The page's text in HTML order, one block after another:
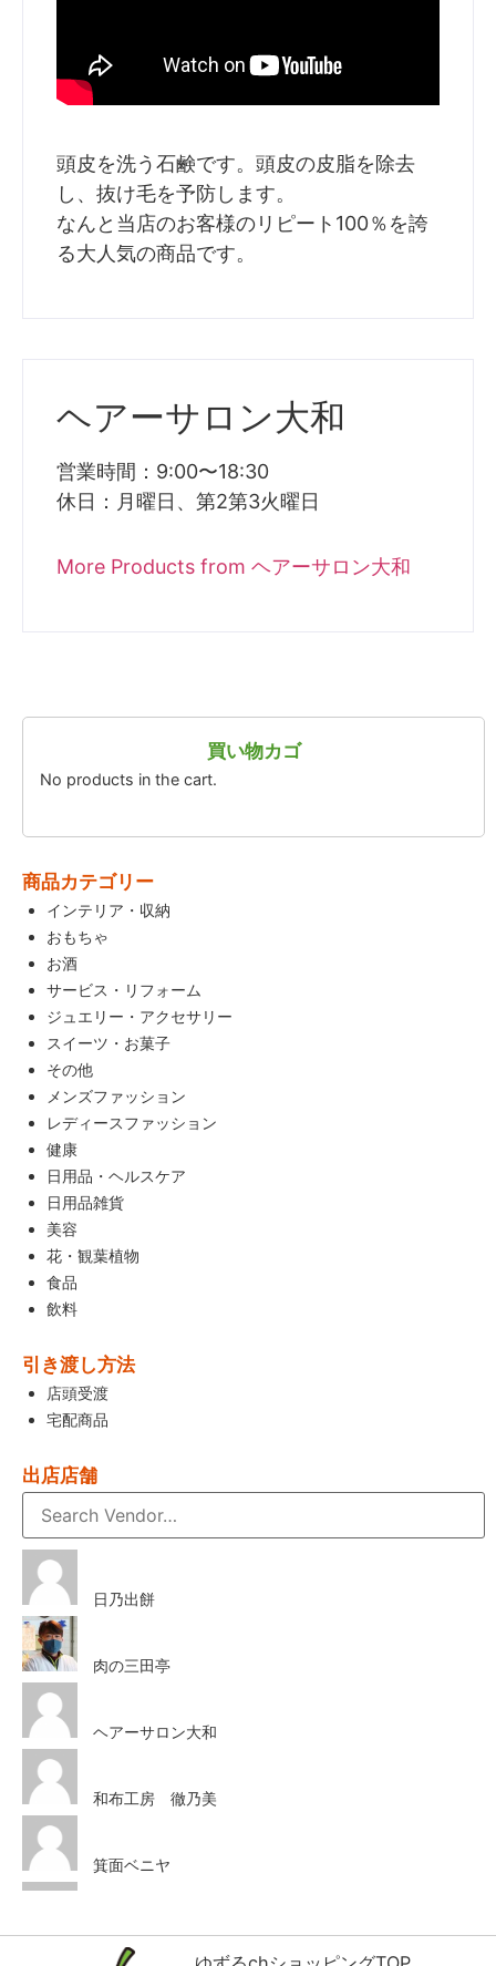
頭皮を洗う石鹸です。頭皮の皮脂を除去
し、抜け毛を予防します。
なんと当店のお客様のリピート100％を誇
る大人気の商品です。
ヘアーサロン大和
営業時間：9:00〜18:30
休日：月曜日、第2第3火曜日
More Products from ヘアーサロン大和
買い物カゴ
No products in the cart.
商品カテゴリー
インテリア・収納
おもちゃ
お酒
サービス・リフォーム
ジュエリー・アクセサリー
スイーツ・お菓子
その他
メンズファッション
レディースファッション
健康
日用品・ヘルスケア
日用品雑貨
美容
花・観葉植物
食品
飲料
引き渡し方法
店頭受渡
宅配商品
出店店舗
日乃出餅
肉の三田亭
ヘアーサロン大和
和布工房 徹乃美
箕面ベニヤ
ハリウッド美容室